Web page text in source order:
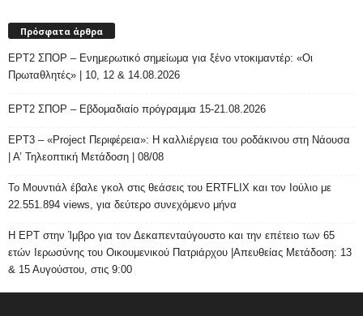
Πρόσφατα άρθρα
ΕΡΤ2 ΣΠΟΡ – Ενημερωτικό σημείωμα για ξένο ντοκιμαντέρ: «Οι
Πρωταθλητές» | 10, 12 & 14.08.2026
ΕΡΤ2 ΣΠΟΡ – Εβδομαδιαίο πρόγραμμα 15-21.08.2026
ΕΡΤ3 – «Project Περιφέρεια»: Η καλλιέργεια του ροδάκινου στη Νάουσα
| Α’ Τηλεοπτική Μετάδοση | 08/08
Το Μουντιάλ έβαλε γκολ στις θεάσεις του ERTFLIX και τον Ιούλιο με
22.551.894 views, για δεύτερο συνεχόμενο μήνα
Η ΕΡΤ στην Ίμβρο για τον Δεκαπενταύγουστο και την επέτειο των 65
ετών Ιερωσύνης του Οικουμενικού Πατριάρχου |Απευθείας Μετάδοση: 13
& 15 Αυγούστου, στις 9:00